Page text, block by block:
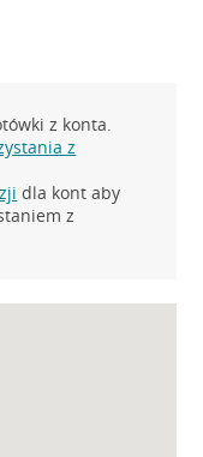
z konta.
z
dla kont aby
z